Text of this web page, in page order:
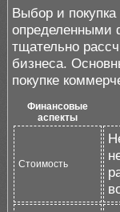
Выбор и
определенными
тщательно
бизнеса.
покупке
Финансовые
аспекты
Стоимость